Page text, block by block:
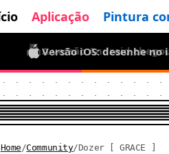
Aplicação Pintura
A versão Android
Versão iOS: desenhe
Home /Community/Dozer [ GRACE ]